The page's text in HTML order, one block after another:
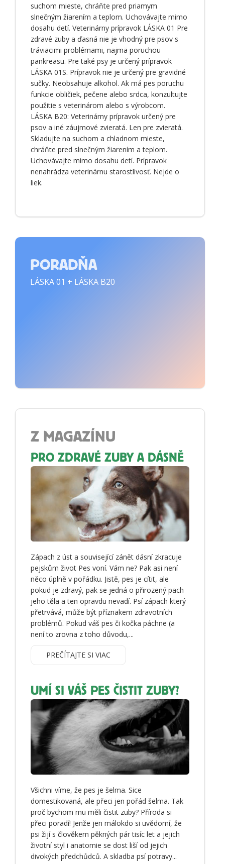
suchom mieste, chráňte pred priamym
slnečným žiarením a teplom. Uchovávajte mimo
dosahu detí. Veterinárny prípravok LÁSKA 01 Pre
zdravé zuby a ďasná nie je vhodný pre psov s
tráviacimi problémami, najmä poruchou
pankreasu. Pre také psy je určený prípravok
LÁSKA 01S. Prípravok nie je určený pre gravidné
sučky. Neobsahuje alkohol. Ak má pes poruchu
funkcie obličiek, pečene alebo srdca, konzultujte
použitie s veterinárom alebo s výrobcom.
LÁSKA B20: Veterinárny prípravok určený pre
psov a iné záujmové zvieratá. Len pre zvieratá.
Skladujte na suchom a chladnom mieste,
chráňte pred slnečným žiarením a teplom.
Uchovávajte mimo dosahu detí. Prípravok
nenahrádza veterinárnu starostlivosť. Nejde o
liek.
PORADŇA
LÁSKA 01 + LÁSKA B20
Z MAGAZÍNU
PRO ZDRAVÉ ZUBY A DÁSNĚ
Zápach z úst a související zánět dásní zkracuje
pejskům život Pes voní. Vám ne? Pak asi není
něco úplně v pořádku. Jistě, pes je cítit, ale
pokud je zdravý, pak se jedná o přirozený pach
jeho těla a ten opravdu nevadí. Psí zápach který
přetrvává, může být příznakem zdravotních
problémů. Pokud váš pes či kočka páchne (a
není to zrovna z toho důvodu,...
PREČÍTAJTE SI VIAC
UMÍ SI VÁŠ PES ČISTIT ZUBY?
Všichni víme, že pes je šelma. Sice
domestikovaná, ale přeci jen pořád šelma. Tak
proč bychom mu měli čistit zuby? Příroda si
přeci poradí! Jenže jen málokdo si uvědomí, že
psi žijí s člověkem pěkných pár tisíc let a jejich
životní styl i anatomie se dost liší od jejich
divokých předchůdců. A skladba psí potravy...